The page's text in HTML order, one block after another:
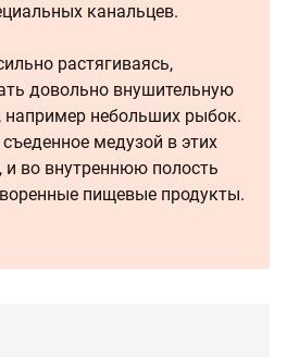
канальцев.
растягиваясь,
довольно внушительную
небольших рыбок.
медузой в этих
во внутреннюю полость
пищевые продукты.